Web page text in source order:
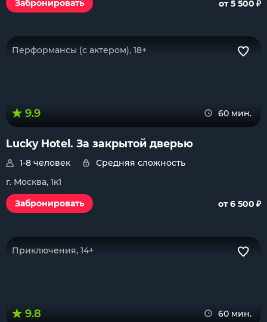
Забронировать от 5 500 ₽
Перформансы (с актером), 18+
9.9 60 мин.
Lucky Hotel. За закрытой дверью
1-8 человек
Средняя сложность
г. Москва, 1к1
Забронировать
от 6 500 ₽
Приключения, 14+
9.8 60 мин.